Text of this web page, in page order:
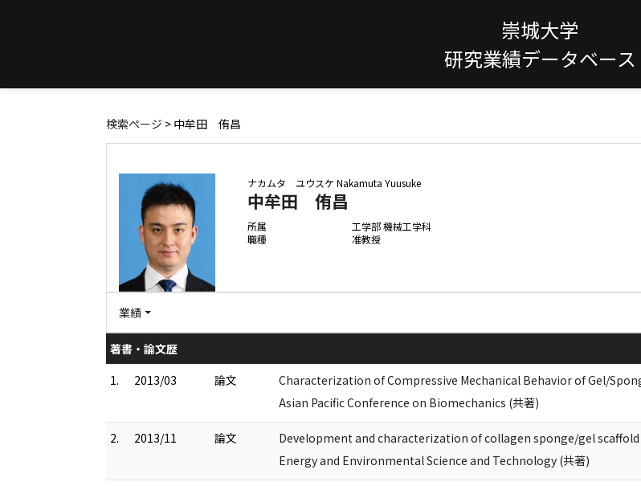
崇城大学
研究業績データベース
検索ページ > 中牟田 侑昌
ナカムタ ユウスケNakamuta Yuusuke
中牟田 侑昌
所属
工学部 機械工学科
職種
准教授
業績
著書・論文歴
1.
2013/03 論文
Characterization of Compressive Mechanical Behavior of Gel/
Asian Pacific Conference on Biomechanics (共著)
2. 2013/11 論文
Development and characterization of collagen sponge/gel
Energy and Environmental Science and Technology (共著)